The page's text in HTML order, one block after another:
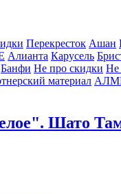
Перекресток Ашан
Алианта Карусель
Банфи Не про скидки Не
материал
Шато